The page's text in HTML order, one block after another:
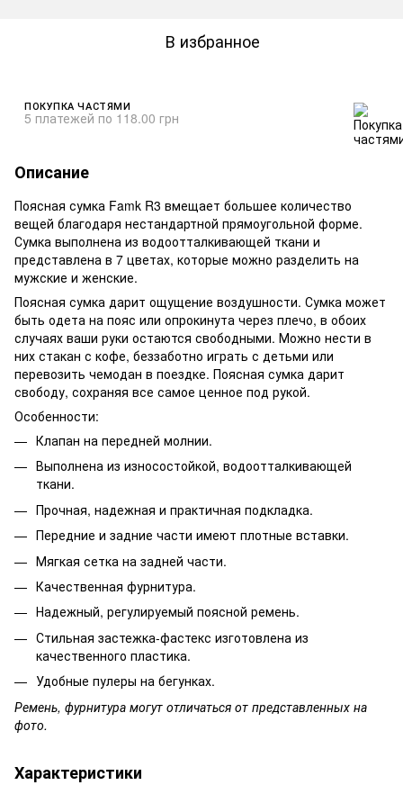
В избранное
ПОКУПКА ЧАСТЯМИ
5 платежей по 118.00 грн
Описание
Поясная сумка Famk R3 вмещает большее количество
вещей благодаря нестандартной прямоугольной форме.
Сумка выполнена из водоотталкивающей ткани и
представлена в 7 цветах, которые можно разделить на
мужские и женские.
Поясная сумка дарит ощущение воздушности. Сумка может
быть одета на пояс или опрокинута через плечо, в обоих
случаях ваши руки остаются свободными. Можно нести в
них стакан с кофе, беззаботно играть с детьми или
перевозить чемодан в поездке. Поясная сумка дарит
свободу, сохраняя все самое ценное под рукой.
Особенности:
Клапан на передней молнии.
Выполнена из износостойкой, водоотталкивающей
ткани.
Прочная, надежная и практичная подкладка.
Передние и задние части имеют плотные вставки.
Мягкая сетка на задней части.
Качественная фурнитура.
Надежный, регулируемый поясной ремень.
Стильная застежка-фастекс изготовлена из
качественного пластика.
Удобные пулеры на бегунках.
Ремень, фурнитура могут отличаться от представленных на
фото.
Характеристики